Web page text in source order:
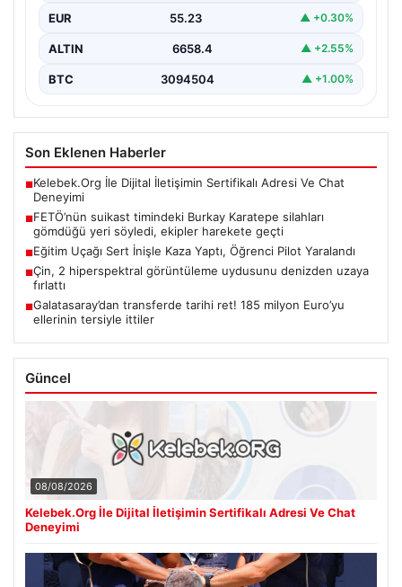
Çalışmaları Sürüyor”,…
EUR 55.23 ▲ +0.30%
ALTIN 6658.4 ▲ +2.55%
BTC 3094504 ▲ +1.00%
Son Eklenen Haberler
■Kelebek.Org İle Dijital İletişimin Sertifikalı Adresi Ve Chat
Deneyimi
■FETÖ’nün suikast timindeki Burkay Karatepe silahları
gömdüğü yeri söyledi, ekipler harekete geçti
■Eğitim Uçağı Sert İnişle Kaza Yaptı, Öğrenci Pilot Yaralandı
■Çin, 2 hiperspektral görüntüleme uydusunu denizden uzaya
fırlattı
■Galatasaray’dan transferde tarihi ret! 185 milyon Euro’yu
ellerinin tersiyle ittiler
Güncel
08/08/2026
Kelebek.Org İle Dijital İletişimin Sertifikalı Adresi Ve Chat
Deneyimi